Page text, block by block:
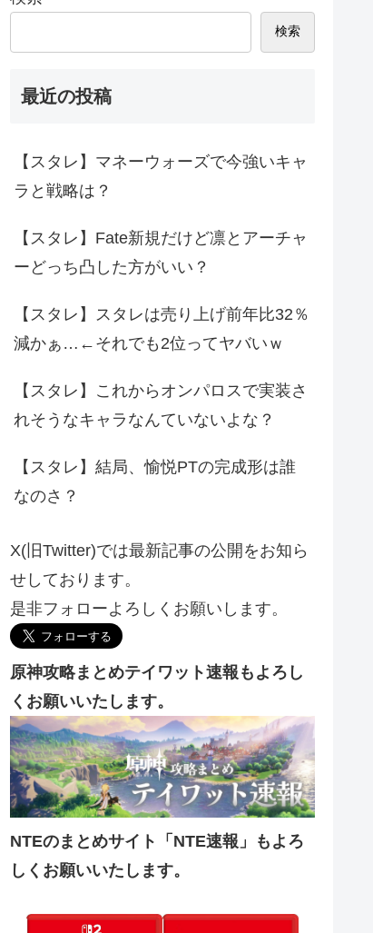
検索
最近の投稿
【スタレ】マネーウォーズで今強いキャ
ラと戦略は？
【スタレ】Fate新規だけど凛とアーチャ
ーどっち凸した方がいい？
【スタレ】スタレは売り上げ前年比32％
減かぁ…←それでも2位ってヤバいｗ
【スタレ】これからオンパロスで実装さ
れそうなキャラなんていないよな？
【スタレ】結局、愉悦PTの完成形は誰
なのさ？
X(旧Twitter)では最新記事の公開をお知ら
せしております。
是非フォローよろしくお願いします。
原神攻略まとめテイワット速報もよろし
くお願いいたします。
NTEのまとめサイト「NTE速報」もよろ
しくお願いいたします。